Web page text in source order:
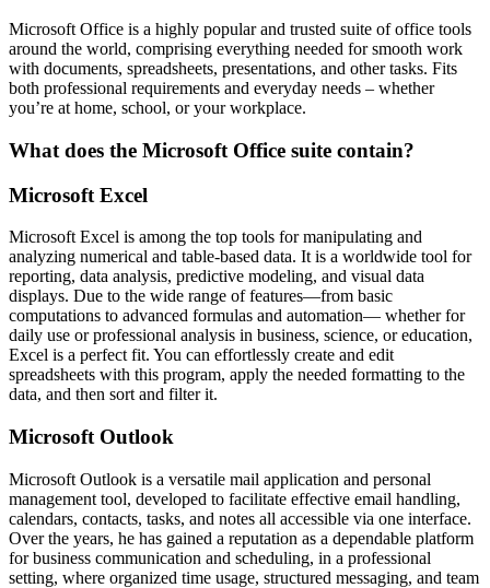
Microsoft Office is a highly popular and trusted suite of office tools
around the world, comprising everything needed for smooth work
with documents, spreadsheets, presentations, and other tasks. Fits
both professional requirements and everyday needs – whether
you’re at home, school, or your workplace.
What does the Microsoft Office suite contain?
Microsoft Excel
Microsoft Excel is among the top tools for manipulating and
analyzing numerical and table-based data. It is a worldwide tool for
reporting, data analysis, predictive modeling, and visual data
displays. Due to the wide range of features—from basic
computations to advanced formulas and automation— whether for
daily use or professional analysis in business, science, or education,
Excel is a perfect fit. You can effortlessly create and edit
spreadsheets with this program, apply the needed formatting to the
data, and then sort and filter it.
Microsoft Outlook
Microsoft Outlook is a versatile mail application and personal
management tool, developed to facilitate effective email handling,
calendars, contacts, tasks, and notes all accessible via one interface.
Over the years, he has gained a reputation as a dependable platform
for business communication and scheduling, in a professional
setting, where organized time usage, structured messaging, and team